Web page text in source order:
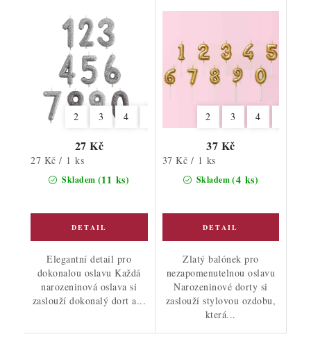
2 3 4
Skladem (11 ks)
27 Kč
Měrná
cena:
27 Kč / 1 ks
Elegantní detail pro
dokonalou oslavu Každá
narozeninová oslava si
zaslouží dokonalý dort a...
2 3 4
Skladem(4 ks)
37 Kč
Měrná
37 Kč / 1 ks
Zlatý balónek pro
nezapomenutelnou oslavu
Narozeninové dorty si
zaslouží stylovou ozdobu,
která...